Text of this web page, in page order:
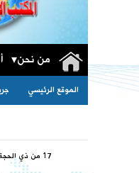
من نحن
الموقع الرئيسي
17 من ذي الحجة 1447هـ